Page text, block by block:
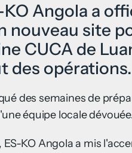
KO Angola a
nouveau site
CUCA de
des opérations.
des semaines de
équipe locale
KO Angola a mis